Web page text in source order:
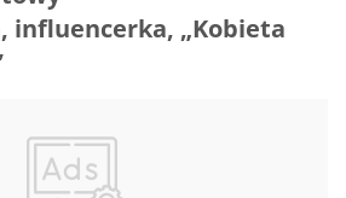
influencerka, „Kobieta